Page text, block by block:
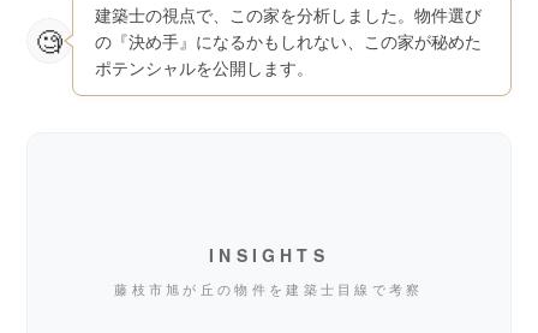
建築士の視点で、この家を分析しました。物件選び
の『決め手』になるかもしれない、この家が秘めた
ポテンシャルを公開します。
INSIGHTS
藤枝市旭が丘の物件を建築士目線で考察